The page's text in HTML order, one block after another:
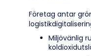
Företag antar
Miljövänlig